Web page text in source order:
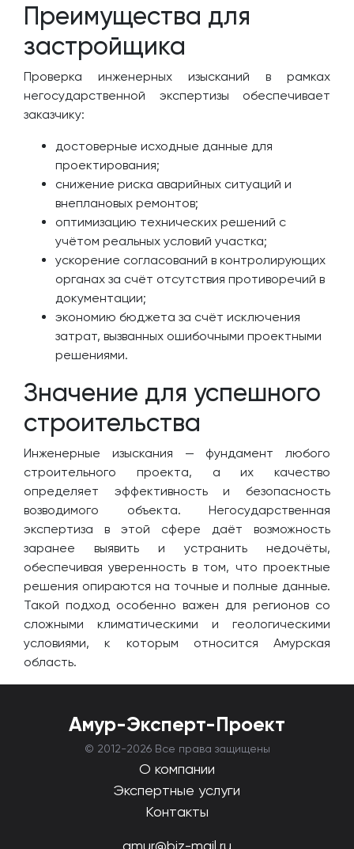
Преимущества для
застройщика
Проверка инженерных изысканий в рамках
негосударственной экспертизы обеспечивает
заказчику:
достоверные исходные данные для
проектирования;
снижение риска аварийных ситуаций и
внеплановых ремонтов;
оптимизацию технических решений с
учётом реальных условий участка;
ускорение согласований в контролирующих
органах за счёт отсутствия противоречий в
документации;
экономию бюджета за счёт исключения
затрат, вызванных ошибочными проектными
решениями.
Значение для успешного
строительства
Инженерные изыскания — фундамент любого
строительного проекта, а их качество
определяет эффективность и безопасность
возводимого объекта. Негосударственная
экспертиза в этой сфере даёт возможность
заранее выявить и устранить недочёты,
обеспечивая уверенность в том, что проектные
решения опираются на точные и полные данные.
Такой подход особенно важен для регионов со
сложными климатическими и геологическими
условиями, к которым относится Амурская
область.
Амур-Эксперт-Проект
© 2012-2026 Все права защищены
О компании
Экспертные услуги
Контакты
amur@biz-mail.ru